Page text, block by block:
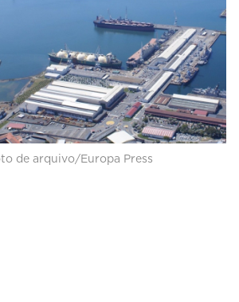
de arquivo/Europa Press